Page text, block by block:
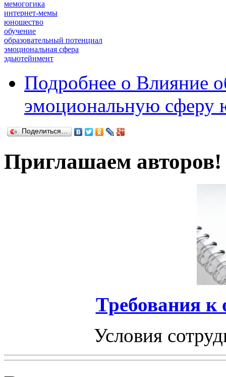
мемогогика
интернет-мемы
юношество
обучение
образовательный потенциал
эмоциональная сфера
эдьютейнмент
Подробнее о Влияние
эмоциональную сферу
Поделиться…
Приглашаем авторов!
Требования к
Условия